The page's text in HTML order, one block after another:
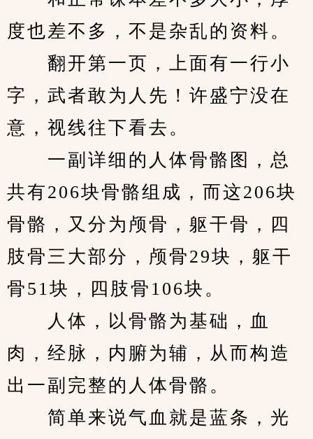
度也差不多，不是杂乱的资料。
翻开第一页，上面有一行小
字，武者敢为人先！许盛宁没在
意，视线往下看去。
一副详细的人体骨骼图，总
共有206块骨骼组成，而这206块
骨骼，又分为颅骨，躯干骨，四
肢骨三大部分，颅骨29块，躯干
骨51块，四肢骨106块。
人体，以骨骼为基础，血
肉，经脉，内腑为辅，从而构造
出一副完整的人体骨骼。
简单来说气血就是蓝条，光